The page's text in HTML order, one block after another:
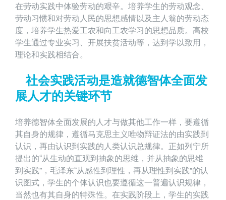
在劳动实践中体验劳动的艰辛。培养学生的劳动观念、
劳动习惯和对劳动人民的思想感情以及主人翁的劳动态
度，培养学生热爱工农和向工农学习的思想品质。高校
学生通过专业实习、开展扶贫活动等，达到学以致用，
理论和实践相结合。
社会实践活动是造就德智体全面发
展人才的关键环节
培养德智体全面发展的人才与做其他工作一样，要遵循
其自身的规律，遵循马克思主义唯物辩证法的由实践到
认识，再由认识到实践的人类认识总规律。正如列宁所
提出的“从生动的直观到抽象的思维，并从抽象的思维
到实践”，毛泽东“从感性到理性，再从理性到实践”的认
识图式，学生的个体认识也要遵循这一普遍认识规律，
当然也有其自身的特殊性。在实践阶段上，学生的实践